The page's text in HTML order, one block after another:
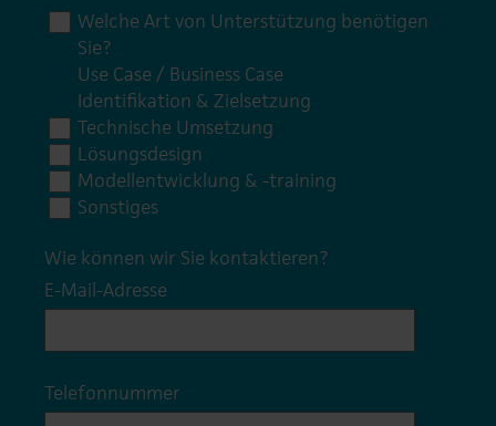
Welche Art von Unterstützung benötigen
Sie?
Use Case / Business Case
Identifikation & Zielsetzung
Technische Umsetzung
Lösungsdesign
Modellentwicklung & -training
Sonstiges
Wie können wir Sie kontaktieren?
E-Mail-Adresse
Telefonnummer